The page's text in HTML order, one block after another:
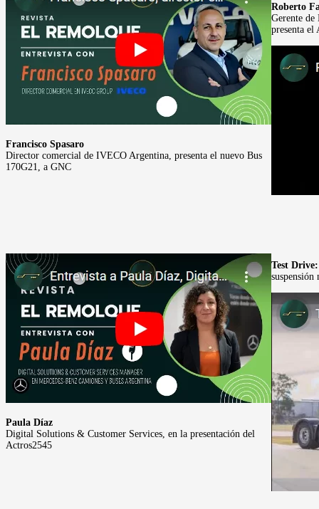
Francisco Spasaro
Director comercial de IVECO Argentina, presenta el nuevo Bus
170G21, a GNC
Roberto
Gerente de
presenta el
Paula Díaz
Digital Solutions & Customer Services, en la presentación del
Actros2545
Test
suspensión